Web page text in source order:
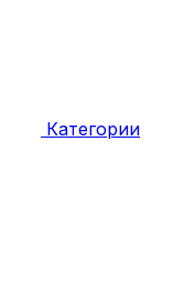
Категории